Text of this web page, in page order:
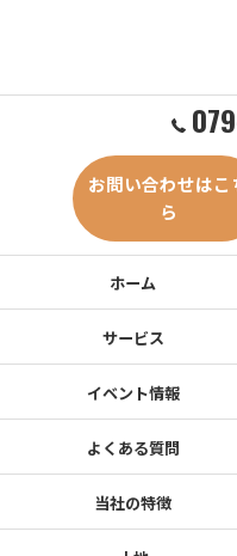
お問い合わせはこ
ら
ホーム
サービス
イベント情報
よくある質問
当社の特徴